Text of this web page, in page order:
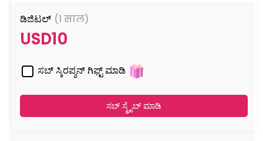
ಡಿಜಿಟಲ್ (1 साल)
USD10
ಸಬ್ ಸ್ಕಿರಪ್ಶನ್ ಗಿಫ್ಟ್ ಮಾಡಿ
ಸಬ್ ಸ್ಕ್ರೈಬ್ ಮಾಡಿ